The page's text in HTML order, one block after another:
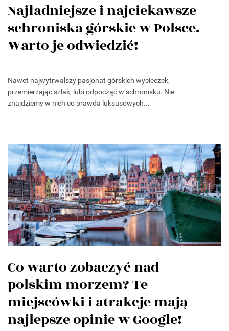
Najładniejsze i najciekawsze
schroniska górskie w Polsce.
Warto je odwiedzić!
Nawet najwytrwalszy pasjonat górskich wycieczek,
przemierzając szlak, lubi odpocząć w schronisku. Nie
znajdziemy w nich co prawda luksusowych...
Co warto zobaczyć nad
polskim morzem? Te
miejscówki i atrakcje mają
najlepsze opinie w Google!